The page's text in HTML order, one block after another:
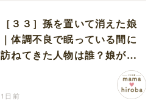
［３３］孫を置いて消えた娘
｜体調不良で眠っている間に
訪ねてきた人物は誰？娘が戻
ってきたのかと不安になる
1日前